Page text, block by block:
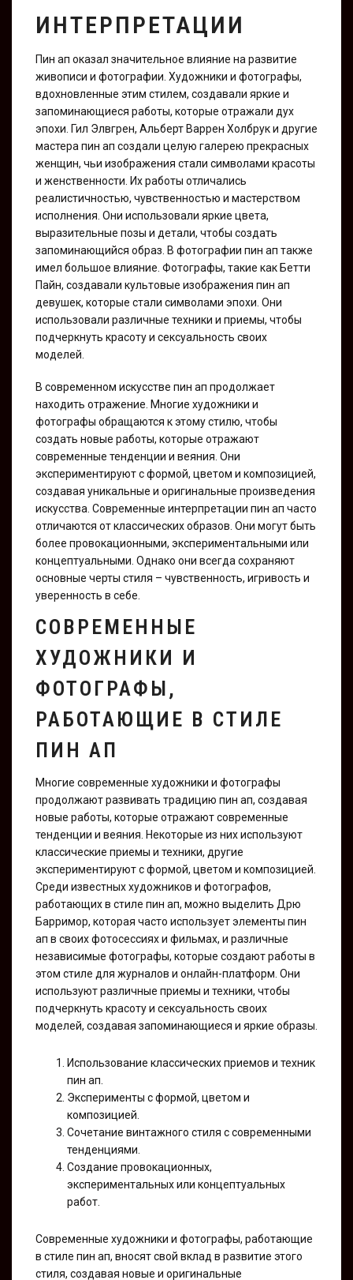
ИНТЕРПРЕТАЦИИ
Пин ап оказал значительное влияние на развитие
живописи и фотографии. Художники и фотографы,
вдохновленные этим стилем, создавали яркие и
запоминающиеся работы, которые отражали дух
эпохи. Гил Элвгрен, Альберт Варрен Холбрук и другие
мастера пин ап создали целую галерею прекрасных
женщин, чьи изображения стали символами красоты
и женственности. Их работы отличались
реалистичностью, чувственностью и мастерством
исполнения. Они использовали яркие цвета,
выразительные позы и детали, чтобы создать
запоминающийся образ. В фотографии пин ап также
имел большое влияние. Фотографы, такие как Бетти
Пайн, создавали культовые изображения пин ап
девушек, которые стали символами эпохи. Они
использовали различные техники и приемы, чтобы
подчеркнуть красоту и сексуальность своих
моделей.
В современном искусстве пин ап продолжает
находить отражение. Многие художники и
фотографы обращаются к этому стилю, чтобы
создать новые работы, которые отражают
современные тенденции и веяния. Они
экспериментируют с формой, цветом и композицией,
создавая уникальные и оригинальные произведения
искусства. Современные интерпретации пин ап часто
отличаются от классических образов. Они могут быть
более провокационными, экспериментальными или
концептуальными. Однако они всегда сохраняют
основные черты стиля – чувственность, игривость и
уверенность в себе.
СОВРЕМЕННЫЕ
ХУДОЖНИКИ И
ФОТОГРАФЫ,
РАБОТАЮЩИЕ В СТИЛЕ
ПИН АП
Многие современные художники и фотографы
продолжают развивать традицию пин ап, создавая
новые работы, которые отражают современные
тенденции и веяния. Некоторые из них используют
классические приемы и техники, другие
экспериментируют с формой, цветом и композицией.
Среди известных художников и фотографов,
работающих в стиле пин ап, можно выделить Дрю
Барримор, которая часто использует элементы пин
ап в своих фотосессиях и фильмах, и различные
независимые фотографы, которые создают работы в
этом стиле для журналов и онлайн-платформ. Они
используют различные приемы и техники, чтобы
подчеркнуть красоту и сексуальность своих
моделей, создавая запоминающиеся и яркие образы.
Использование классических приемов и техник
пин ап.
Эксперименты с формой, цветом и
композицией.
Сочетание винтажного стиля с современными
тенденциями.
Создание провокационных,
экспериментальных или концептуальных
работ.
Современные художники и фотографы, работающие
в стиле пин ап, вносят свой вклад в развитие этого
стиля, создавая новые и оригинальные